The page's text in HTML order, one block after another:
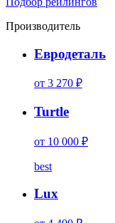
Производитель
Евродеталь
от 3 270 ₽
Turtle
от 10 000 ₽
best
Lux